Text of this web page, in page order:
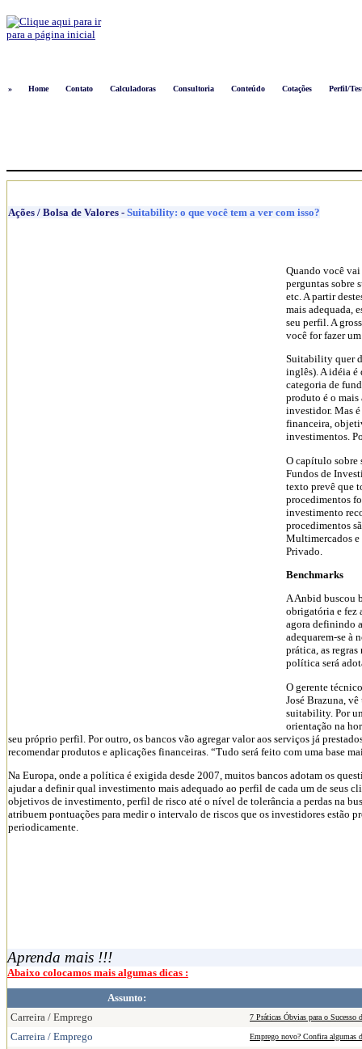
»
Home Contato Calculadoras Consultoria Conteúdo Cotações Perfil/
Ações / Bolsa de Valores - Suitability: o que você tem a ver com isso?
Quando você vai
perguntas sobre
etc. A partir
mais adequada,
seu perfil. A
você for fazer
Suitability quer
inglês). A idéia é
categoria de
produto é o mais
investidor. Mas
financeira,
investimentos.
O capítulo
Fundos de
texto prevê que
procedimentos
investimento
procedimentos
Multimercados e
Privado.
Benchmarks
A Anbid buscou
obrigatória e fez
agora definindo
adequarem-se à
prática, as regras
política será
O gerente
José Brazuna,
suitability. Por
orientação na
seu próprio perfil. Por outro, os bancos vão agregar valor aos serviços já
recomendar produtos e aplicações financeiras. “Tudo será feito com uma base
Na Europa, onde a política é exigida desde 2007, muitos bancos adotam os
ajudar a definir qual investimento mais adequado ao perfil de cada um de seus
objetivos de investimento, perfil de risco até o nível de tolerância a perdas na
atribuem pontuações para medir o intervalo de riscos que os investidores estão
periodicamente.
Aprenda mais !!!
Abaixo colocamos mais algumas dicas :
Assunto:
Carreira / Emprego
7 Práticas Óbvias para o Sucesso
Carreira / Emprego Emprego novo? Confira algumas